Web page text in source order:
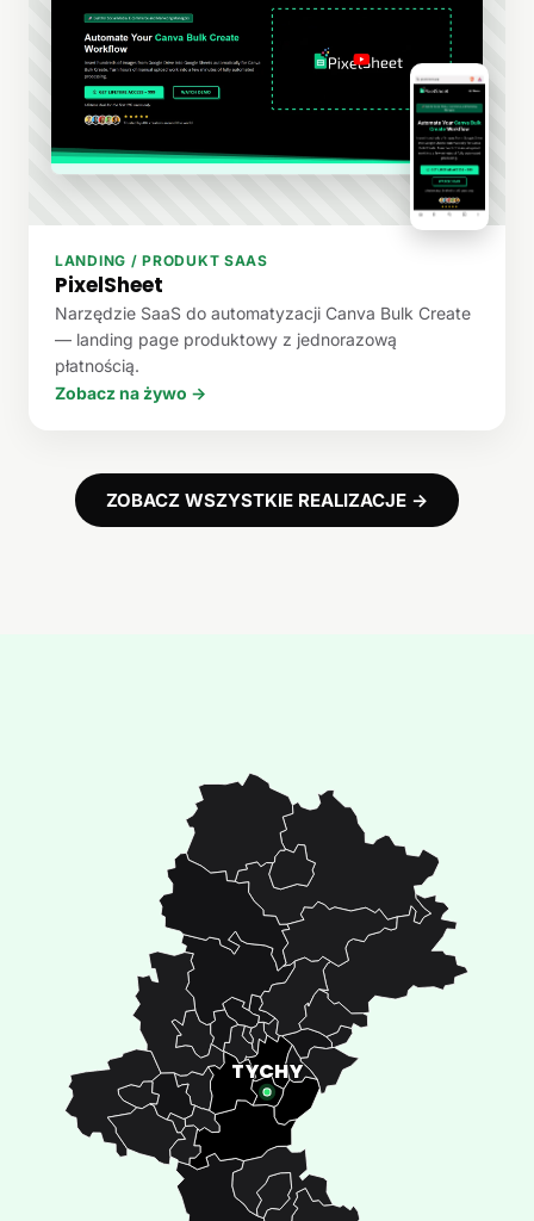
LANDING / PRODUKT SAAS
PixelSheet
Narzędzie SaaS do automatyzacji Canva Bulk Create
— landing page produktowy z jednorazową
płatnością.
Zobacz na żywo →
ZOBACZ WSZYSTKIE REALIZACJE →